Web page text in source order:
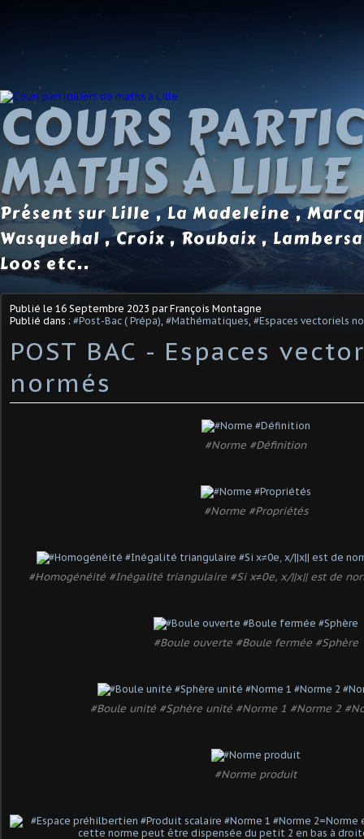
COURS
MATHS À LILLE
Présent sur Lille , La Madeleine ,
Wasquehal , Croix , Roubaix ,
Loos etc..
Publié le 16 Septembre 2023 par François Montagne
Publié dans : #Post-Bac ( Prépa) #Mathématiques #Espaces vectoriels
POST BAC - Espaces
normés
#Norme #Définition
#Norme #Propriétés
#Homogénéité #Inégalité triangulaire #Si x≠0e, x/||x|| est de
#Boule ouverte #Boule fermée #Sphère
#Boule unité #Sphère unité #Norme 1 #Norme 2
#Norme produit